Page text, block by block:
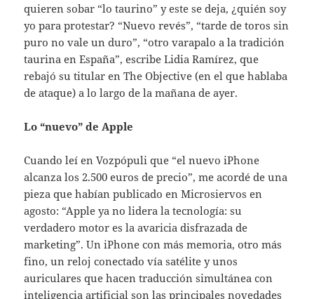
quieren sobar “lo taurino” y este se deja, ¿quién soy
yo para protestar? “Nuevo revés”, “tarde de toros sin
puro no vale un duro”, “otro varapalo a la tradición
taurina en España”, escribe Lidia Ramírez, que
rebajó su titular en The Objective (en el que hablaba
de ataque) a lo largo de la mañana de ayer.
Lo “nuevo” de Apple
Cuando leí en Vozpópuli que “el nuevo iPhone
alcanza los 2.500 euros de precio”, me acordé de una
pieza que habían publicado en Microsiervos en
agosto: “Apple ya no lidera la tecnología: su
verdadero motor es la avaricia disfrazada de
marketing”. Un iPhone con más memoria, otro más
fino, un reloj conectado vía satélite y unos
auriculares que hacen traducción simultánea con
inteligencia artificial son las principales novedades